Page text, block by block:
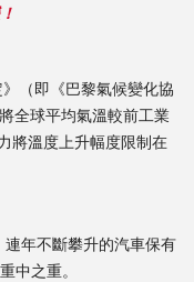
（即《巴黎氣候變化協
全球平均氣溫較前工業
將溫度上升幅度限制在
連年不斷攀升的汽車保有
中之重。